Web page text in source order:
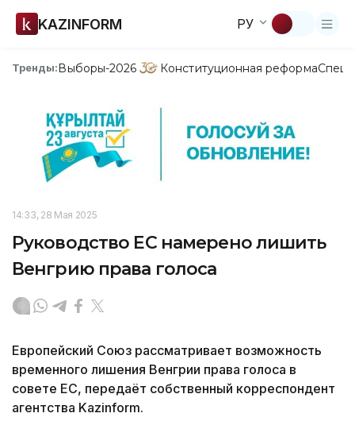
KAZINFORM РУ
Тренды:Выборы-2026 Конституционная реформа
14:33, 28 Мая 2025
Руководство ЕС намерено лишить
Венгрию права голоса
Европейский Союз рассматривает возможность
временного лишения Венгрии права голоса в
совете ЕС, передаёт собственный корреспондент
агентства Kazinform.